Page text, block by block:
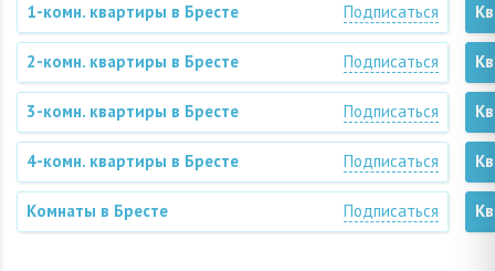
1-комн. квартиры в Бресте Подписаться
2-комн. квартиры в Бресте Подписаться
3-комн. квартиры в Бресте Подписаться
4-комн. квартиры в Бресте Подписаться
Комнаты в Бресте Подписаться